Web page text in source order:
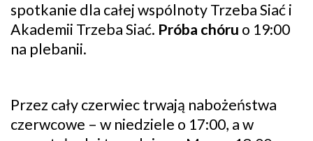
spotkanie dla całej wspólnoty Trzeba Siać i
Akademii Trzeba Siać. Próba chóru o 19:00
na plebanii.
Przez cały czerwiec trwają nabożeństwa
czerwcowe – w niedziele o 17:00, a w